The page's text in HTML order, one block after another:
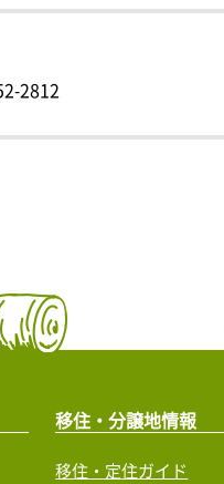
2812
移住・分譲地情報
移住・定住ガイド